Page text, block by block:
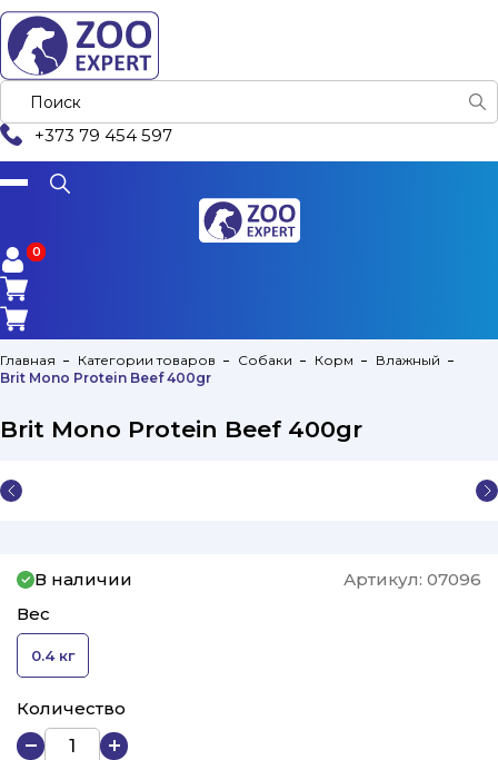
+373 79 454 597
0
0
Главная Категории товаров Собаки Корм
Влажный
Brit Mono Protein Beef 400gr
Brit Mono Protein Beef 400gr
В наличии Артикул: 07096
Вес
0.4 кг
Количество